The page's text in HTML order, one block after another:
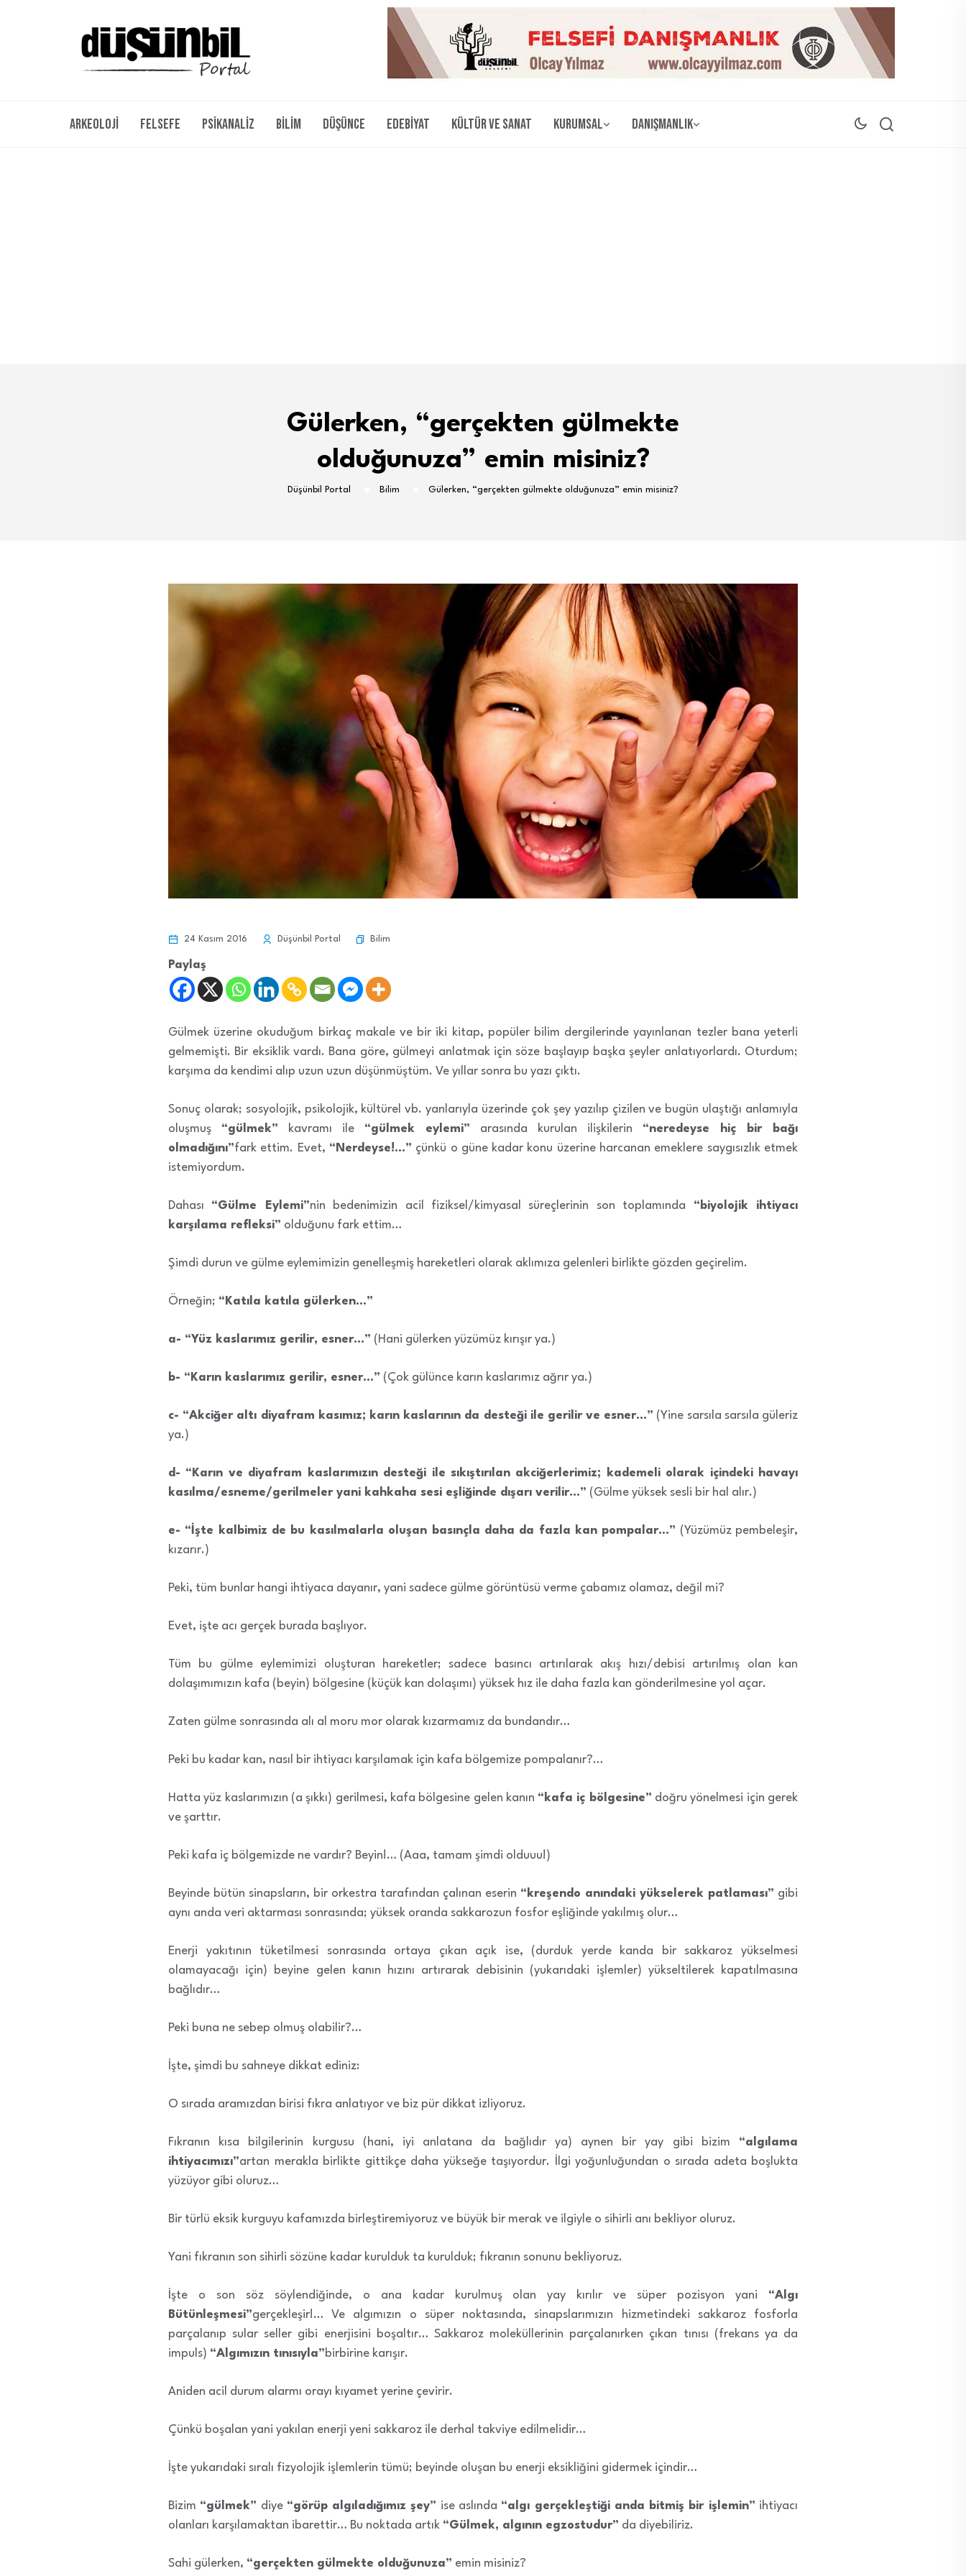
Arkeoloji Felsefe Psikanaliz Bilim Düşünce Edebiyat Kültür ve Sanat Kurumsal Danışmanlık
Gülerken, “gerçekten gülmekte
olduğunuza” emin misiniz?
Düşünbil Portal Bilim Gülerken, “gerçekten gülmekte olduğunuza” emin misiniz?
24 Kasım 2016 Düşünbil Portal Bilim
Paylaş
Gülmek üzerine okuduğum birkaç makale ve bir iki kitap, popüler bilim dergilerinde yayınlanan tezler bana yeterli
gelmemişti. Bir eksiklik vardı. Bana göre, gülmeyi anlatmak için söze başlayıp başka şeyler anlatıyorlardı. Oturdum;
karşıma da kendimi alıp uzun uzun düşünmüştüm. Ve yıllar sonra bu yazı çıktı.
Sonuç olarak; sosyolojik, psikolojik, kültürel vb. yanlarıyla üzerinde çok şey yazılıp çizilen ve bugün ulaştığı anlamıyla
oluşmuş “gülmek” kavramı ile “gülmek eylemi” arasında kurulan ilişkilerin “neredeyse hiç bir bağı
olmadığını”fark ettim. Evet, “Nerdeyse!…” çünkü o güne kadar konu üzerine harcanan emeklere saygısızlık etmek
istemiyordum.
Dahası “Gülme Eylemi”nin bedenimizin acil fiziksel/kimyasal süreçlerinin son toplamında “biyolojik ihtiyacı
karşılama refleksi” olduğunu fark ettim…
Şimdi durun ve gülme eylemimizin genelleşmiş hareketleri olarak aklımıza gelenleri birlikte gözden geçirelim.
Örneğin; “Katıla katıla gülerken…”
a- “Yüz kaslarımız gerilir, esner…” (Hani gülerken yüzümüz kırışır ya.)
b- “Karın kaslarımız gerilir, esner…” (Çok gülünce karın kaslarımız ağrır ya.)
c- “Akciğer altı diyafram kasımız; karın kaslarının da desteği ile gerilir ve esner…” (Yine sarsıla sarsıla güleriz
ya.)
d- “Karın ve diyafram kaslarımızın desteği ile sıkıştırılan akciğerlerimiz; kademeli olarak içindeki havayı
kasılma/esneme/gerilmeler yani kahkaha sesi eşliğinde dışarı verilir…” (Gülme yüksek sesli bir hal alır.)
e- “İşte kalbimiz de bu kasılmalarla oluşan basınçla daha da fazla kan pompalar…” (Yüzümüz pembeleşir,
kızarır.)
Peki, tüm bunlar hangi ihtiyaca dayanır, yani sadece gülme görüntüsü verme çabamız olamaz, değil mi?
Evet, işte acı gerçek burada başlıyor.
Tüm bu gülme eylemimizi oluşturan hareketler; sadece basıncı artırılarak akış hızı/debisi artırılmış olan kan
dolaşımımızın kafa (beyin) bölgesine (küçük kan dolaşımı) yüksek hız ile daha fazla kan gönderilmesine yol açar.
Zaten gülme sonrasında alı al moru mor olarak kızarmamız da bundandır…
Peki bu kadar kan, nasıl bir ihtiyacı karşılamak için kafa bölgemize pompalanır?…
Hatta yüz kaslarımızın (a şıkkı) gerilmesi, kafa bölgesine gelen kanın “kafa iç bölgesine” doğru yönelmesi için gerek
ve şarttır.
Peki kafa iç bölgemizde ne vardır? Beyin!… (Aaa, tamam şimdi olduuu!)
Beyinde bütün sinapsların, bir orkestra tarafından çalınan eserin “kreşendo anındaki yükselerek patlaması” gibi
aynı anda veri aktarması sonrasında; yüksek oranda sakkarozun fosfor eşliğinde yakılmış olur…
Enerji yakıtının tüketilmesi sonrasında ortaya çıkan açık ise, (durduk yerde kanda bir sakkaroz yükselmesi
olamayacağı için) beyine gelen kanın hızını artırarak debisinin (yukarıdaki işlemler) yükseltilerek kapatılmasına
bağlıdır…
Peki buna ne sebep olmuş olabilir?…
İşte, şimdi bu sahneye dikkat ediniz:
O sırada aramızdan birisi fıkra anlatıyor ve biz pür dikkat izliyoruz.
Fıkranın kısa bilgilerinin kurgusu (hani, iyi anlatana da bağlıdır ya) aynen bir yay gibi bizim “algılama
ihtiyacımızı”artan merakla birlikte gittikçe daha yükseğe taşıyordur. İlgi yoğunluğundan o sırada adeta boşlukta
yüzüyor gibi oluruz…
Bir türlü eksik kurguyu kafamızda birleştiremiyoruz ve büyük bir merak ve ilgiyle o sihirli anı bekliyor oluruz.
Yani fıkranın son sihirli sözüne kadar kurulduk ta kurulduk; fıkranın sonunu bekliyoruz.
İşte o son söz söylendiğinde, o ana kadar kurulmuş olan yay kırılır ve süper pozisyon yani “Algı
Bütünleşmesi”gerçekleşir!… Ve algımızın o süper noktasında, sinapslarımızın hizmetindeki sakkaroz fosforla
parçalanıp sular seller gibi enerjisini boşaltır… Sakkaroz moleküllerinin parçalanırken çıkan tınısı (frekans ya da
impuls) “Algımızın tınısıyla”birbirine karışır.
Aniden acil durum alarmı orayı kıyamet yerine çevirir.
Çünkü boşalan yani yakılan enerji yeni sakkaroz ile derhal takviye edilmelidir…
İşte yukarıdaki sıralı fizyolojik işlemlerin tümü; beyinde oluşan bu enerji eksikliğini gidermek içindir…
Bizim “gülmek” diye “görüp algıladığımız şey” ise aslında “algı gerçekleştiği anda bitmiş bir işlemin” ihtiyacı
olanları karşılamaktan ibarettir… Bu noktada artık “Gülmek, algının egzostudur” da diyebiliriz.
Sahi gülerken, “gerçekten gülmekte olduğunuza” emin misiniz?